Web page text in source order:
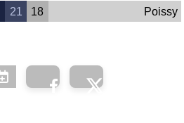
21 18 Poissy